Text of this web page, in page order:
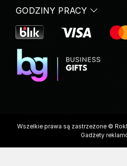
GODZINY PRACY
Wszelkie prawa są zastrzeżone ©
Gadżety